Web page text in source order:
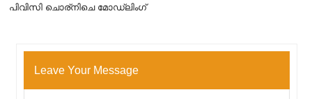
പിവിസി ചൊര്നിചെ മോഡ്ലിംഗ്
Leave Your Message